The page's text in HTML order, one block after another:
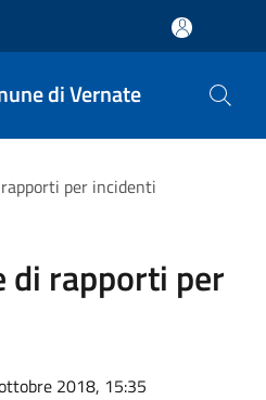
di Vernate
per incidenti
di rapporti per
2018, 15:35